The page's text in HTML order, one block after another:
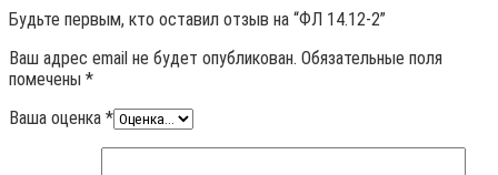
Будьте первым, кто оставил отзыв на “ФЛ 14.12-2”
Ваш адрес email не будет опубликован. Обязательные поля
помечены *
Ваша оценка *